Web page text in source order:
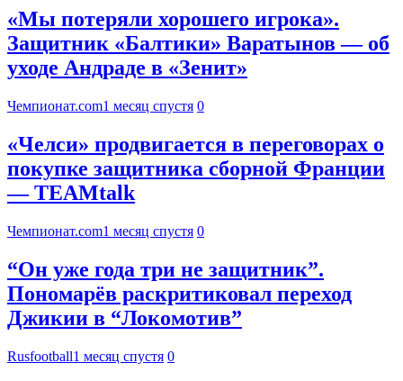
«Мы потеряли хорошего игрока».
Защитник «Балтики» Варатынов — об
уходе Андраде в «Зенит»
Чемпионат.com1 месяц спустя 0
«Челси» продвигается в переговорах о
покупке защитника сборной Франции
— TEAMtalk
Чемпионат.com1 месяц спустя 0
“Он уже года три не защитник”.
Пономарёв раскритиковал переход
Джикии в “Локомотив”
Rusfootball1 месяц спустя 0